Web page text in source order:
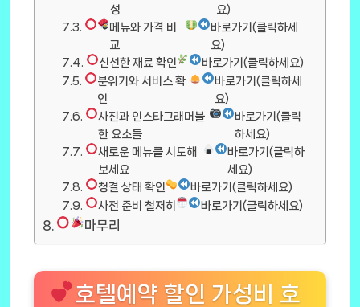
성
요)
메뉴와 가격 비
교
바로가기(클릭하세
요)
신선한 재료 확인
바로가기(클릭하세요)
분위기와 서비스 확
인
바로가기(클릭하세
요)
사진과 인스타그래머블
한 요소들
바로가기(클릭
하세요)
새로운 메뉴를 시도해
보세요
바로가기(클릭하
세요)
청결 상태 확인
바로가기(클릭하세요)
사전 준비 철저히
바로가기(클릭하세요)
마무리
호텔예약 할인 가성비 호